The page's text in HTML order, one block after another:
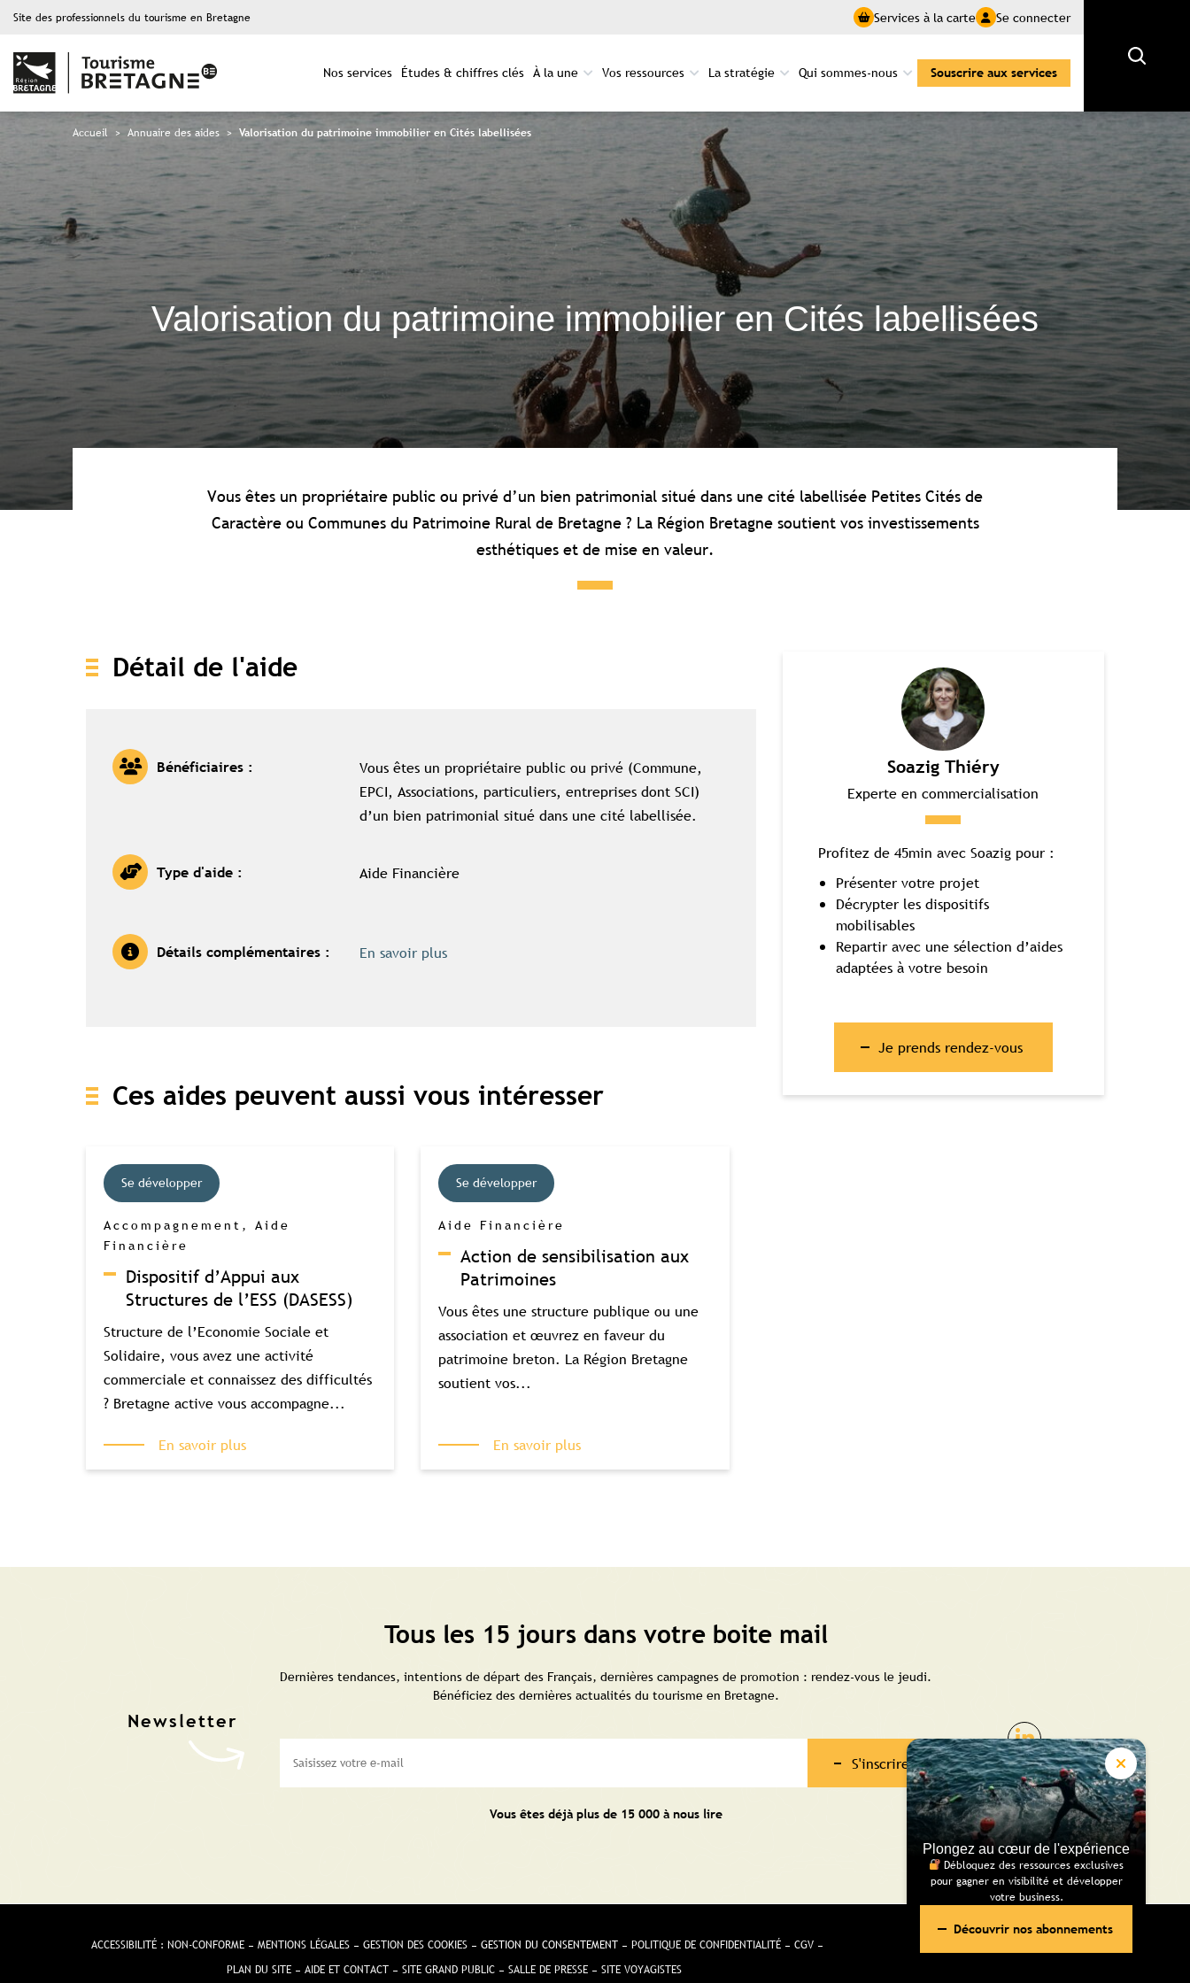
Site des professionnels du tourisme en Bretagne Services à la carte Se connecter
Nos services Études & chiffres clés À la une Vos ressources La stratégie Qui sommes-nous Souscrire aux services Rechercher
Accueil > Annuaire des aides > Valorisation du patrimoine immobilier en Cités labellisées
Valorisation du patrimoine immobilier en Cités labellisées
Vous êtes un propriétaire public ou privé d’un bien patrimonial situé dans une cité labellisée Petites Cités de
Caractère ou Communes du Patrimoine Rural de Bretagne ? La Région Bretagne soutient vos investissements
esthétiques et de mise en valeur.
Détail de l'aide
Bénéficiaires :
Vous êtes un propriétaire public ou privé (Commune,
EPCI, Associations, particuliers, entreprises dont SCI)
d’un bien patrimonial situé dans une cité labellisée.
Type d'aide : Aide Financière
Détails complémentaires : En savoir plus
Ces aides peuvent aussi vous intéresser
Se développer
Accompagnement, Aide
Financière
Dispositif d’Appui aux
Structures de l’ESS (DASESS)
Structure de l’Economie Sociale et
Solidaire, vous avez une activité
commerciale et connaissez des difficultés
? Bretagne active vous accompagne...
En savoir plus
Se développer
Aide Financière
Action de sensibilisation aux
Patrimoines
Vous êtes une structure publique ou une
association et œuvrez en faveur du
patrimoine breton. La Région Bretagne
soutient vos...
En savoir plus
Soazig Thiéry
Experte en commercialisation
Profitez de 45min avec Soazig pour :
Présenter votre projet
Décrypter les dispositifs
mobilisables
Repartir avec une sélection d’aides
adaptées à votre besoin
Je prends rendez-vous
Plongez au cœur de l'expérience
Débloquez des ressources exclusives
pour gagner en visibilité et développer
votre business.
Découvrir nos abonnements
Tous les 15 jours dans votre boite mail
Dernières tendances, intentions de départ des Français, dernières campagnes de promotion : rendez-vous le jeudi.
Bénéficiez des dernières actualités du tourisme en Bretagne.
S'inscrire
Vous êtes déjà plus de 15 000 à nous lire
ACCESSIBILITÉ : NON-CONFORME MENTIONS LÉGALES GESTION DES COOKIES GESTION DU CONSENTEMENT POLITIQUE DE CONFIDENTIALITÉ
CGV
PLAN DU SITE
AIDE ET CONTACT SITE GRAND PUBLIC SALLE DE PRESSE SITE VOYAGISTES
Réalisé pour vous avec passion | Voyelle
Contenu réservé aux abonné(e)s premium